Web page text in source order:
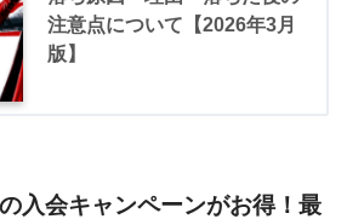
注意点について【2026年3月
版】
入会キャンペーンがお得！最